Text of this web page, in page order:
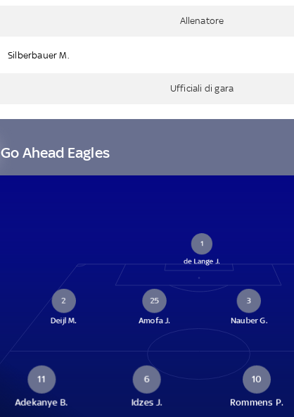
Allenatore
Silberbauer M.
Ufficiali di gara
Go Ahead Eagles
1
de Lange J.
2
Deijl M.
25
Amofa J.
3
Nauber G.
11
Adekanye B.
6
Idzes J.
10
Rommens P.